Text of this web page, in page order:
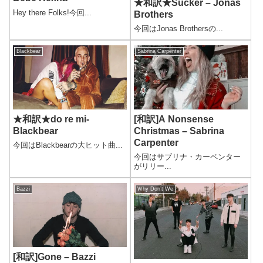
Hey there Folks!今回...
★和訳★Sucker – Jonas
Brothers
今回はJonas Brothersの...
Blackbear
★和訳★do re mi-
Blackbear
今回はBlackbearの大ヒット曲...
Sabrina Carpenter
[和訳]A Nonsense
Christmas – Sabrina
Carpenter
今回はサブリナ・カーペンター
がリリー...
Bazzi
[和訳]Gone – Bazzi
Why Don’t We